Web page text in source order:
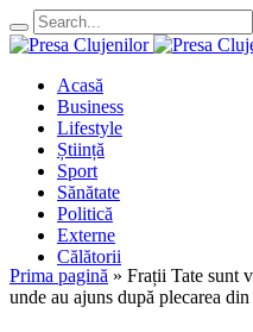
Acasă
Business
Lifestyle
Știință
Sport
Sănătate
Politică
Externe
Călătorii
Prima pagină » Frații Tate sunt
unde au ajuns după plecarea